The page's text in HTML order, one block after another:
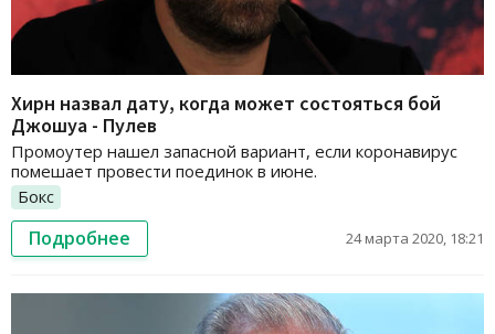
Хирн назвал дату, когда может состояться бой
Джошуа - Пулев
Промоутер нашел запасной вариант, если коронавирус
помешает провести поединок в июне.
Бокс
Подробнее 24 марта 2020, 18:21